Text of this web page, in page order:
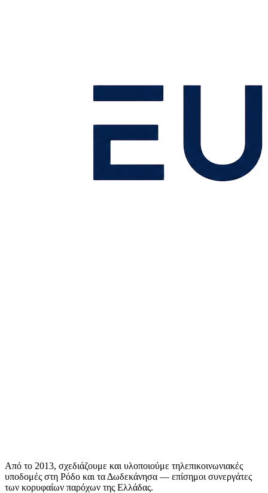
Από το 2013, σχεδιάζουμε και υλοποιούμε τηλεπικοινωνιακές
υποδομές στη Ρόδο και τα Δωδεκάνησα — επίσημοι συνεργάτες
των κορυφαίων παρόχων της Ελλάδας.